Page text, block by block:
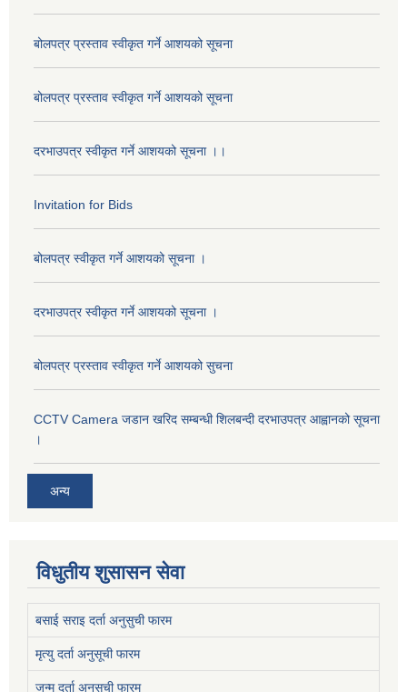
बोलपत्र प्रस्ताव स्वीकृत गर्ने आशयको सूचना
बोलपत्र प्रस्ताव स्वीकृत गर्ने आशयको सूचना
दरभाउपत्र स्वीकृत गर्ने आशयको सूचना ।।
Invitation for Bids
बोलपत्र स्वीकृत गर्ने आशयको सूचना ।
दरभाउपत्र स्वीकृत गर्ने आशयको सूचना ।
बोलपत्र प्रस्ताव स्वीकृत गर्ने आशयको सुचना
CCTV Camera जडान खरिद सम्बन्धी शिलबन्दी दरभाउपत्र आह्वानको सूचना
।
अन्य
विधुतीय शुसासन सेवा
बसाई सराइ दर्ता अनुसुची फारम
मृत्यु दर्ता अनुसूची फारम
जन्म दर्ता अनुसूची फारम